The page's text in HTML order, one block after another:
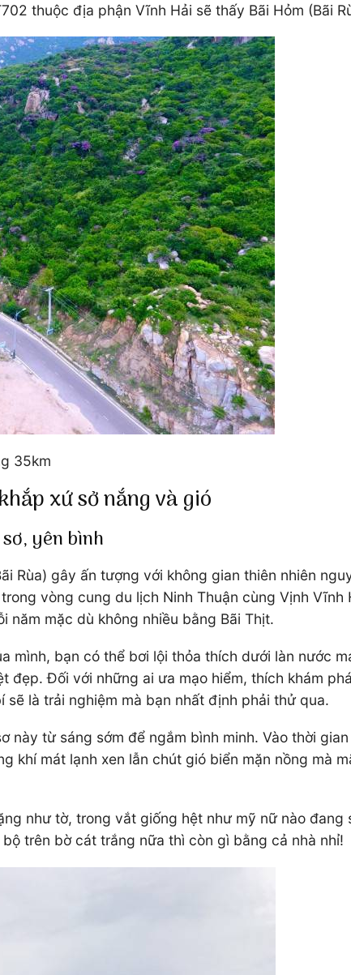
thuộc địa phận Vĩnh Hải sẽ thấy Bãi Hỏm (Bãi
35km
xứ sở nắng và gió
yên bình
Rùa) gây ấn tượng với không gian thiên nhiên
vòng cung du lịch Ninh Thuận cùng Vịnh Vĩnh
năm mặc dù không nhiều bằng Bãi Thịt.
mình, bạn có thể bơi lội thỏa thích dưới làn nước
đẹp. Đối với những ai ưa mạo hiểm, thích khám
là trải nghiệm mà bạn nhất định phải thử qua.
này từ sáng sớm để ngắm bình minh. Vào thời
khí mát lạnh xen lẫn chút gió biển mặn nồng mà
như tờ, trong vắt giống hệt như mỹ nữ nào
trên bờ cát trắng nữa thì còn gì bằng cả nhà nhỉ!